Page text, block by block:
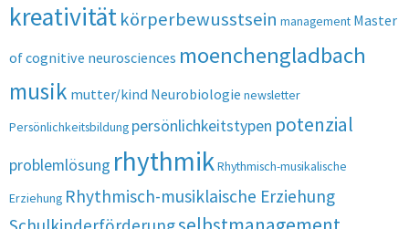
kreativitätkörperbewusstsein management Master
of cognitive neurosciences moenchengladbach
musik mutter/kind Neurobiologie newsletter
Persönlichkeitsbildung persönlichkeitstypen potenzial
problemlösung rhythmikRhythmisch-musikalische
Erziehung Rhythmisch-musiklaische Erziehung